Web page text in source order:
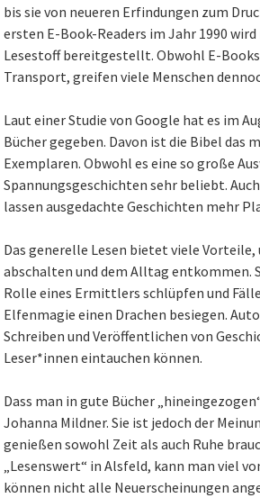
bis sie von neueren Erfindungen zum
ersten E-Book-Readers im Jahr 1990
Lesestoff bereitgestellt. Obwohl E-
Transport, greifen viele Menschen
Laut einer Studie von Google hat es im
Bücher gegeben. Davon ist die Bibel
Exemplaren. Obwohl es eine so große
Spannungsgeschichten sehr beliebt.
lassen ausgedachte Geschichten mehr
Das generelle Lesen bietet viele
abschalten und dem Alltag entkommen.
Rolle eines Ermittlers schlüpfen und
Elfenmagie einen Drachen besiegen.
Schreiben und Veröffentlichen von
Leser*innen eintauchen können.
Dass man in gute Bücher
Johanna Mildner. Sie ist jedoch der
genießen sowohl Zeit als auch Ruhe
„Lesenswert“ in Alsfeld, kann man viel
können nicht alle Neuerscheinungen